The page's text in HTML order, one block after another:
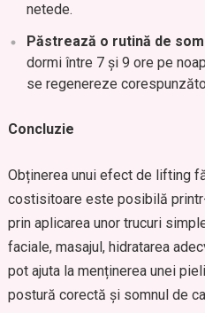
netede.
Păstrează o rutină de
dormi între 7 și 9 ore pe
se regenereze
Concluzie
Obținerea unui efect de lifting
costisitoare este posibilă
prin aplicarea unor trucuri
faciale, masajul, hidratarea
pot ajuta la menținerea unei
postură corectă și somnul de